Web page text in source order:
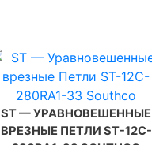
ST — УРАВНОВЕШЕННЫЕ
ВРЕЗНЫЕ ПЕТЛИ ST-12C-